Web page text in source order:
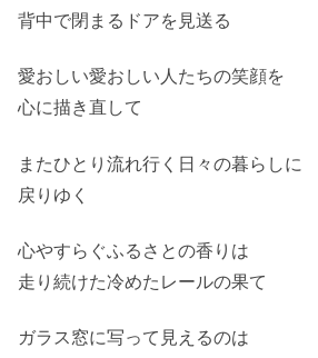
背中で閉まるドアを見送る
愛おしい愛おしい人たちの笑顔を
心に描き直して
またひとり流れ行く日々の暮らしに
戻りゆく
心やすらぐふるさとの香りは
走り続けた冷めたレールの果て
ガラス窓に写って見えるのは